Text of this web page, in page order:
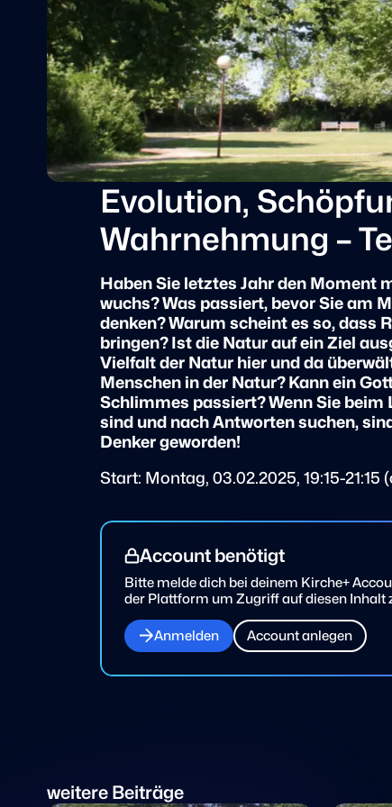
Evolution,
Wahrnehmung –
Haben Sie letztes Jahr den Moment
wuchs? Was passiert, bevor Sie am
denken? Warum scheint es so, dass
bringen? Ist die Natur auf ein Ziel
Vielfalt der Natur hier und da
Menschen in der Natur? Kann ein
Schlimmes passiert? Wenn Sie beim
sind und nach Antworten suchen,
Denker geworden!
Start: Montag, 03.02.2025, 19:15-21:15
Account benötigt
Bitte melde dich bei deinem Kirche+
der Plattform um Zugriff auf diesen Inhalt
Anmelden Account anlegen
weitere Beiträge